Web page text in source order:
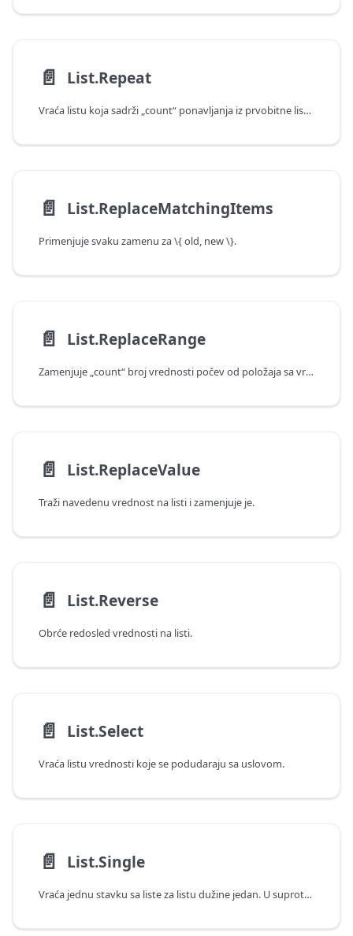
📄️ List.Repeat
Vraća listu koja sadrži „count“ ponavljanja iz prvobitne liste.
📄️ List.ReplaceMatchingItems
Primenjuje svaku zamenu za \{ old, new \}.
📄️ List.ReplaceRange
Zamenjuje „count“ broj vrednosti počev od položaja sa vrednostima za zamenu.
📄️ List.ReplaceValue
Traži navedenu vrednost na listi i zamenjuje je.
📄️ List.Reverse
Obrće redosled vrednosti na listi.
📄️ List.Select
Vraća listu vrednosti koje se podudaraju sa uslovom.
📄️ List.Single
Vraća jednu stavku sa liste za listu dužine jedan. U suprotnom, prijavljuje grešku.